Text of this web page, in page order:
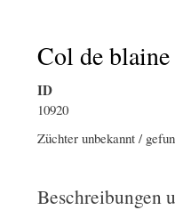
Col de
ID
10920
Züchter unbekannt /
Beschreibungen